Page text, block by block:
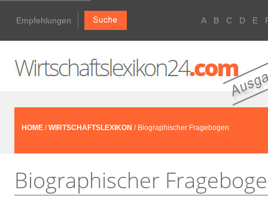
Empfehlungen A B C D E
HOME /WIRTSCHAFTSLEXIKON / Biographischer Fragebogen
Biographischer